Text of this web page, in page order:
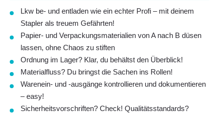
Lkw be- und entladen wie ein echter Profi – mit deinem
Stapler als treuem Gefährten!
Papier- und Verpackungsmaterialien von A nach B düsen
lassen, ohne Chaos zu stiften
Ordnung im Lager? Klar, du behältst den Überblick!
Materialfluss? Du bringst die Sachen ins Rollen!
Warenein- und -ausgänge kontrollieren und dokumentieren
– easy!
Sicherheitsvorschriften? Check! Qualitätsstandards?